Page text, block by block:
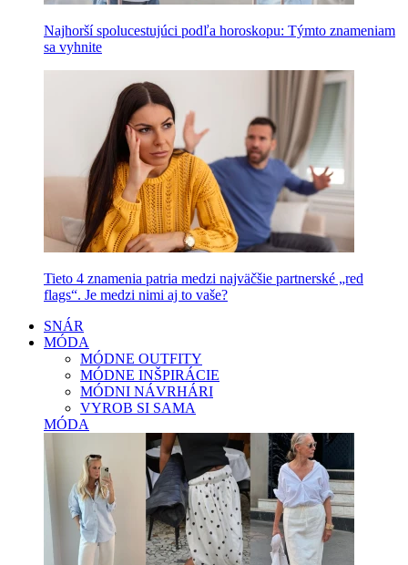
Najhorší spolucestujúci podľa horoskopu: Týmto znameniam
sa vyhnite
Tieto 4 znamenia patria medzi najväčšie partnerské „red
flags“. Je medzi nimi aj to vaše?
SNÁR
MÓDA
MÓDNE OUTFITY
MÓDNE INŠPIRÁCIE
MÓDNI NÁVRHÁRI
VYROB SI SAMA
MÓDA